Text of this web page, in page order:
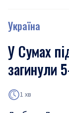
Україна
У Сумах
загинули
1 хв